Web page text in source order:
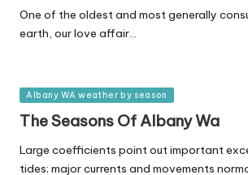
One of the oldest and most generally
earth, our love affair…
Posted
Albany WA weather by season
The Seasons Of Albany Wa
Large coefficients point out important
tides; major currents and movements